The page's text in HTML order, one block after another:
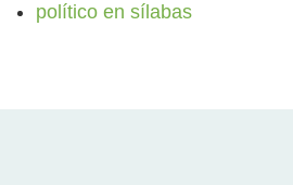
político en sílabas